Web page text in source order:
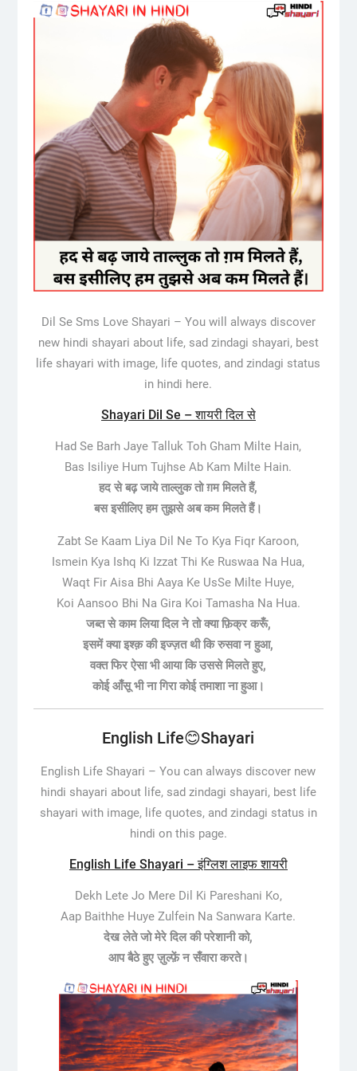
Dil Se Sms Love Shayari – You will always discover
new hindi shayari about life, sad zindagi shayari, best
life shayari with image, life quotes, and zindagi status
in hindi here.
Shayari Dil Se – शायरी दिल से
Had Se Barh Jaye Talluk Toh Gham Milte Hain,
Bas Isiliye Hum Tujhse Ab Kam Milte Hain.
हद से बढ़ जाये ताल्लुक तो ग़म मिलते हैं,
बस इसीलिए हम तुझसे अब कम मिलते हैं।
Zabt Se Kaam Liya Dil Ne To Kya Fiqr Karoon,
Ismein Kya Ishq Ki Izzat Thi Ke Ruswaa Na Hua,
Waqt Fir Aisa Bhi Aaya Ke UsSe Milte Huye,
Koi Aansoo Bhi Na Gira Koi Tamasha Na Hua.
जब्त से काम लिया दिल ने तो क्या फ़िक्र करूँ,
इसमें क्या इश्क़ की इज्ज़त थी कि रुसवा न हुआ,
वक्त फिर ऐसा भी आया कि उससे मिलते हुए,
कोई आँसू भी ना गिरा कोई तमाशा ना हुआ।
English Life😊Shayari
English Life Shayari –You can always discover new
hindi shayari about life, sad zindagi shayari, best life
shayari with image, life quotes, and zindagi status in
hindi on this page.
English Life Shayari – इंग्लिश लाइफ शायरी
Dekh Lete Jo Mere Dil Ki Pareshani Ko,
Aap Baithhe Huye Zulfein Na Sanwara Karte.
देख लेते जो मेरे दिल की परेशानी को,
आप बैठे हुए ज़ुल्फ़ें न सँवारा करते।